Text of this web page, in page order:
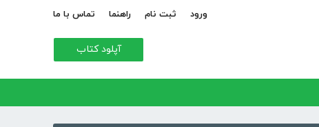
ورود ثبت نام راهنما تماس با ما
آپلود کتاب